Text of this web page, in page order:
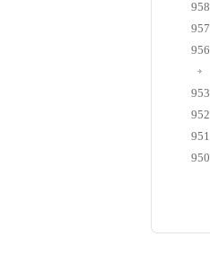
958
957
956
953
952
951
950